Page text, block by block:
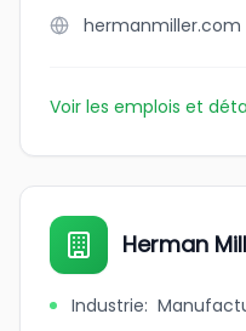
hermanmiller.com
Voir les emplois et
Herman
Industrie: